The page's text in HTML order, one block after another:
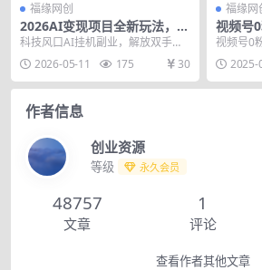
福缘网创
2026AI变现项目全新玩法，日
化可达300+，小白无脑操作轻
松月入过万元
科技风口AI挂机副业，解放双手代
替人工！全程智能自动运行，无需
盯盘不用劳作，闲置...
2026-05-11 175 30
福缘网
视频号
破低流
+
视频号0
量枷锁
号0粉带
2025-
作者信息
创业资源
等级 永久会员
48757
文章
1
评论
查看作者其他文章